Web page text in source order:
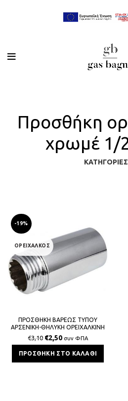
Προσθήκη
χρωμέ 1/
ΚΑΤΗΓΟΡΊΕΣ
-19%
ΟΡΕΙΧΑΛΚΟΣ
ΠΡΟΣΘΗΚΗ ΒΑΡΕΩΣ ΤΥΠΟΥ
ΑΡΣΕΝΙΚΗ-ΘΗΛΥΚΗ ΟΡΕΙΧΑΛΚΙΝΗ
ΧΡΩΜΕ 1/2″ 5cm mb
€3,10 €2,50 συν ΦΠΑ
ΠΡΟΣΘΉΚΗ ΣΤΟ ΚΑΛΆΘΙ